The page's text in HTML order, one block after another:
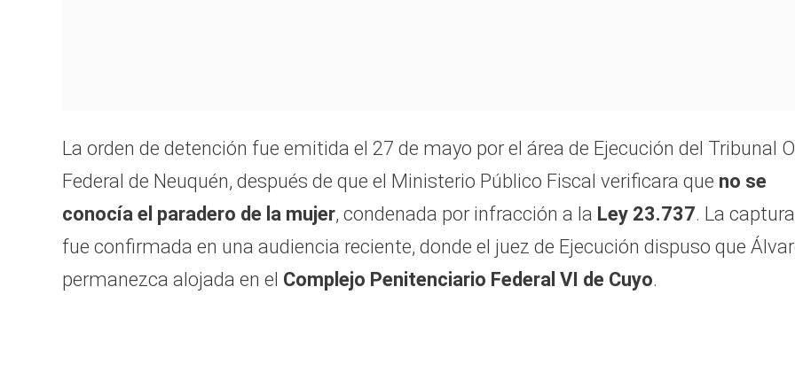
La orden de detención fue emitida el 27 de mayo por el área de Ejecución del Tribunal
Federal de Neuquén, después de que el Ministerio Público Fiscal verificara que no se
conocía el paradero de la mujer, condenada por infracción a la Ley 23.737. La captura
fue confirmada en una audiencia reciente, donde el juez de Ejecución dispuso que
permanezca alojada en el Complejo Penitenciario Federal VI de Cuyo.